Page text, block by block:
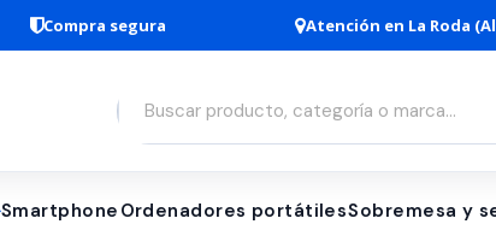
Compra segura Atención en La Roda
Smartphone Ordenadores portátilesSobremesa y